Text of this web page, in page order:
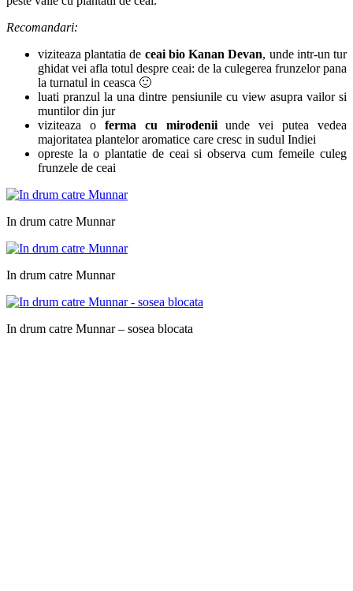
Recomandari:
viziteaza plantatia de ceai bio Kanan Devan, unde intr-un tur
ghidat vei afla totul despre ceai: de la culegerea frunzelor pana
la turnatul in ceasca 🙂
luati pranzul la una dintre pensiunile cu view asupra vailor si
muntilor din jur
viziteaza oferma cu mirodeniiunde vei putea vedea
majoritatea plantelor aromatice care cresc in sudul Indiei
opreste la o plantatie de ceai si observa cum femeile culeg
frunzele de ceai
In drum catre Munnar
In drum catre Munnar
In drum catre Munnar – sosea blocata